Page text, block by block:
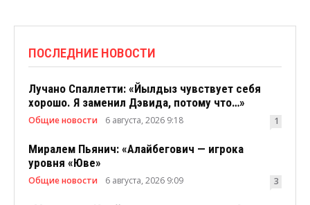
ПОСЛЕДНИЕ НОВОСТИ
Лучано Спаллетти: «Йылдыз чувствует себя
хорошо. Я заменил Дэвида, потому что…»
Общие новости 6 августа, 2026 9:18 1
Миралем Пьянич: «Алайбегович — игрока
уровня «Юве»
Общие новости 6 августа, 2026 9:09 3